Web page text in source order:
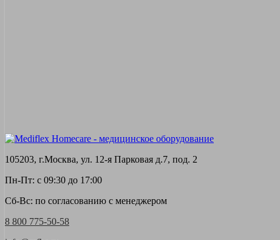
105203, г.Москва, ул. 12-я Парковая д.7, под. 2
Пн-Пт: с 09:30 до 17:00
Сб-Вс: по согласованию с менеджером
8 800 775-50-58